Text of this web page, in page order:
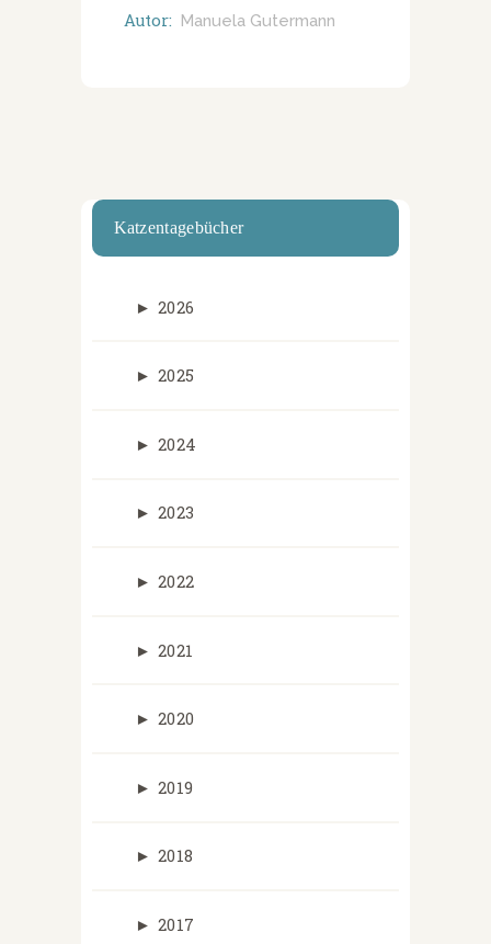
Autor: Manuela Gutermann
Katzentagebücher
► 2026
► 2025
► 2024
► 2023
► 2022
► 2021
► 2020
► 2019
► 2018
► 2017